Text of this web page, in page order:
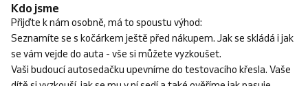
Kdo jsme
Přijďte k nám osobně, má to spoustu výhod:
Seznamíte se s kočárkem ještě před nákupem. Jak se skládá i jak
se vám vejde do auta - vše si můžete vyzkoušet.
Vaši budoucí autosedačku upevníme do testovacího křesla. Vaše